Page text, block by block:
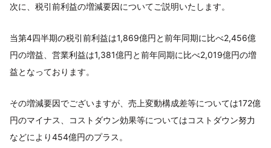
次に、税引前利益の増減要因についてご説明いたします。
当第4四半期の税引前利益は1,869億円と前年同期に比べ2,456億
円の増益、営業利益は1,381億円と前年同期に比べ2,019億円の増
益となっております。
その増減要因でございますが、売上変動構成差等については172億
円のマイナス、コストダウン効果等についてはコストダウン努力
などにより454億円のプラス。